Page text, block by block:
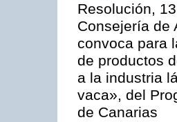
Resolución,
Consejería de
convoca para
de productos
a la industria
vaca», del
de Canarias